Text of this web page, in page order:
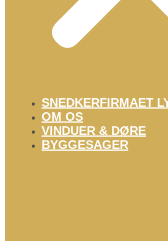
SNEDKERFIRMAET
OM OS
VINDUER & DØRE
BYGGESAGER